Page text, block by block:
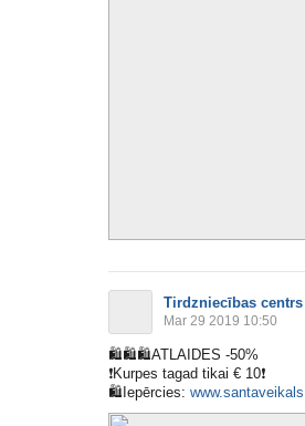
Tirdzniecības centrs
Mar 29 2019 10:50
🛍🛍🛍ATLAIDES -50%
❗️Kurpes tagad tikai € 10❗️
🛍 Iepērcies: